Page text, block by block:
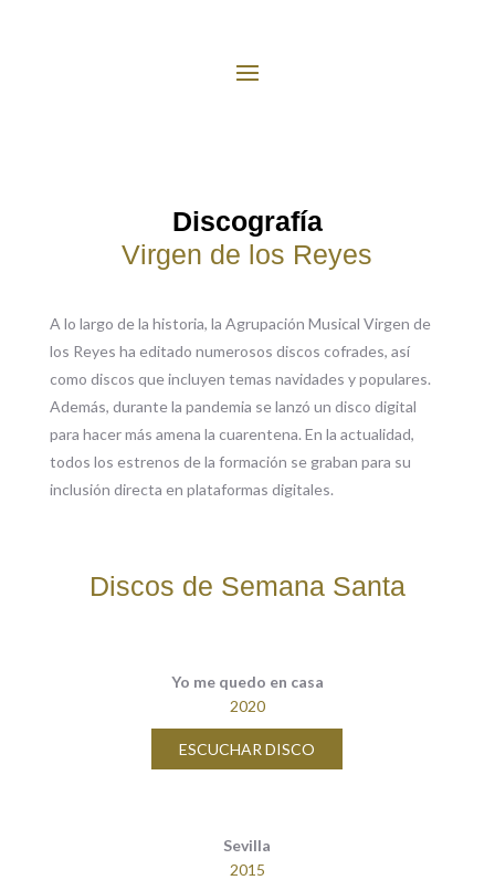
Discografía
Virgen de los Reyes
A lo largo de la historia, la Agrupación Musical Virgen de
los Reyes ha editado numerosos discos cofrades, así
como discos que incluyen temas navidades y populares.
Además, durante la pandemia se lanzó un disco digital
para hacer más amena la cuarentena. En la actualidad,
todos los estrenos de la formación se graban para su
inclusión directa en plataformas digitales.
Discos de Semana Santa
Yo me quedo en casa
2020
ESCUCHAR DISCO
Sevilla
2015